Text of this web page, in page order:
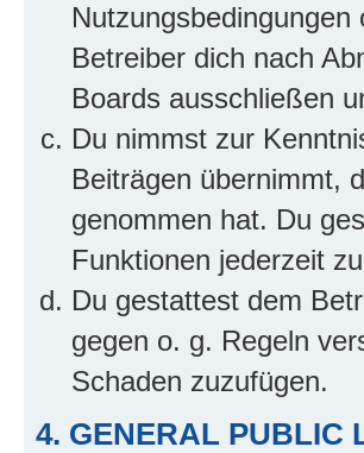
Betreiber dich nach
Boards ausschließen
Du nimmst zur
Beiträgen übernimmt,
genommen hat. Du
Funktionen jederzeit
Du gestattest dem
gegen o. g. Regeln
Schaden zuzufügen.
4. GENERAL PUBLIC